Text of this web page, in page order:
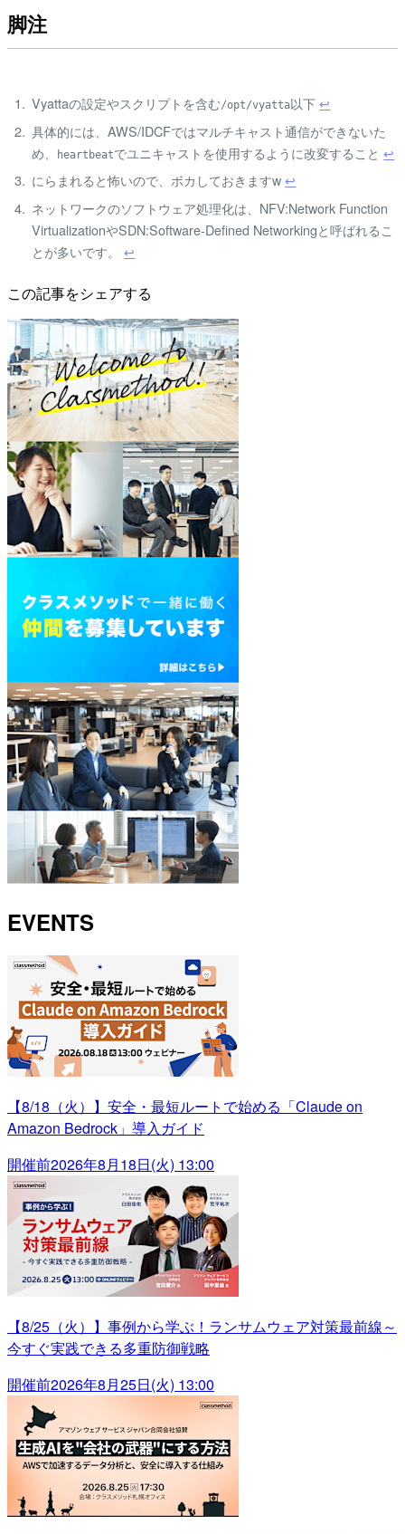
脚注
Vyattaの設定やスクリプトを含む/opt/vyatta以下↩
具体的には、AWS/IDCFではマルチキャスト通信ができないた
め、
heartbeatでユニキャストを使用するように改変すること↩
にらまれると怖いので、ボカしておきますw↩
ネットワークのソフトウェア処理化は、NFV:Network Function
VirtualizationやSDN:Software-Defined Networkingと呼ばれるこ
とが多いです。↩
この記事をシェアする
EVENTS
【8/18（火）】安全・最短ルートで始める「Claude on
Amazon Bedrock」導入ガイド
開催前2026年8月18日(火) 13:00
【8/25（火）】事例から学ぶ！ランサムウェア対策最前線～
今すぐ実践できる多重防御戦略
開催前2026年8月25日(火) 13:00